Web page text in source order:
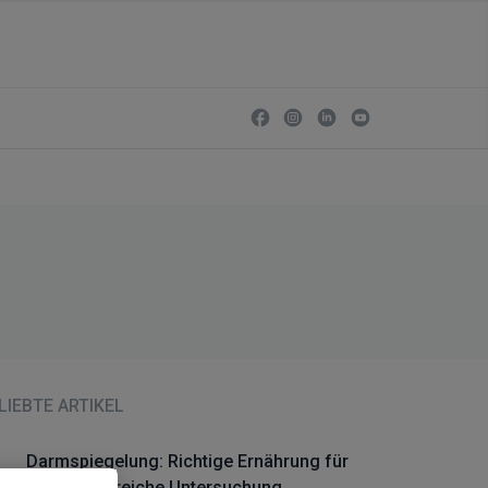
ARTIKEL
Darmspiegelung: Richtige Ernährung für